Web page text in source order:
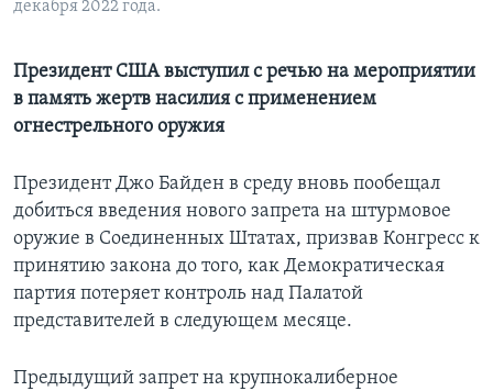
декабря 2022 года.
Президент США выступил с речью на мероприятии
в память жертв насилия с применением
огнестрельного оружия
Президент Джо Байден в среду вновь пообещал
добиться введения нового запрета на штурмовое
оружие в Соединенных Штатах, призвав Конгресс к
принятию закона до того, как Демократическая
партия потеряет контроль над Палатой
представителей в следующем месяце.
Предыдущий запрет на крупнокалиберное